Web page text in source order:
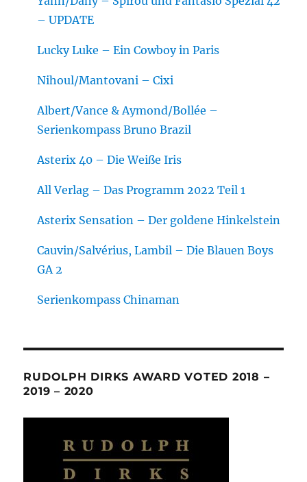
– UPDATE
Lucky Luke – Ein Cowboy in Paris
Nihoul/Mantovani – Cixi
Albert/Vance & Aymond/Bollée –
Serienkompass Bruno Brazil
Asterix 40 – Die Weiße Iris
All Verlag – Das Programm 2022 Teil 1
Asterix Sensation – Der goldene Hinkelstein
Cauvin/Salvérius, Lambil – Die Blauen Boys
GA 2
Serienkompass Chinaman
RUDOLPH DIRKS AWARD VOTED 2018 –
2019 – 2020